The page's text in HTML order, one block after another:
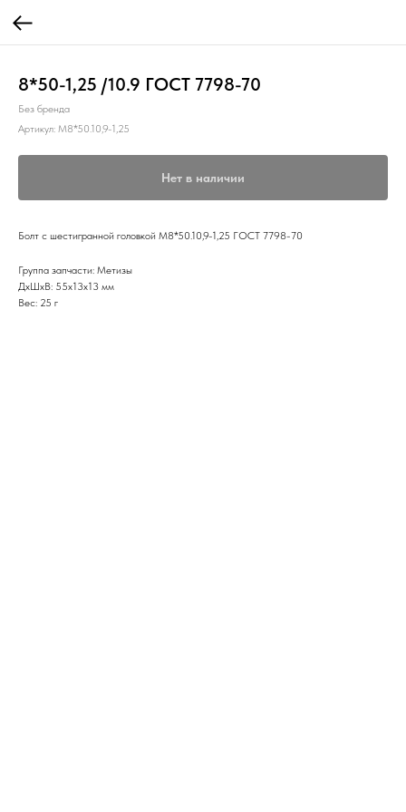
8*50-1,25 /10.9 ГОСТ 7798-70
Без бренда
Артикул: М8*50.10,9-1,25
Нет в наличии
Болт с шестигранной головкой М8*50.10,9-1,25 ГОСТ 7798-70
Группа запчасти: Метизы
ДxШxВ: 55x13x13 мм
Вес: 25 г